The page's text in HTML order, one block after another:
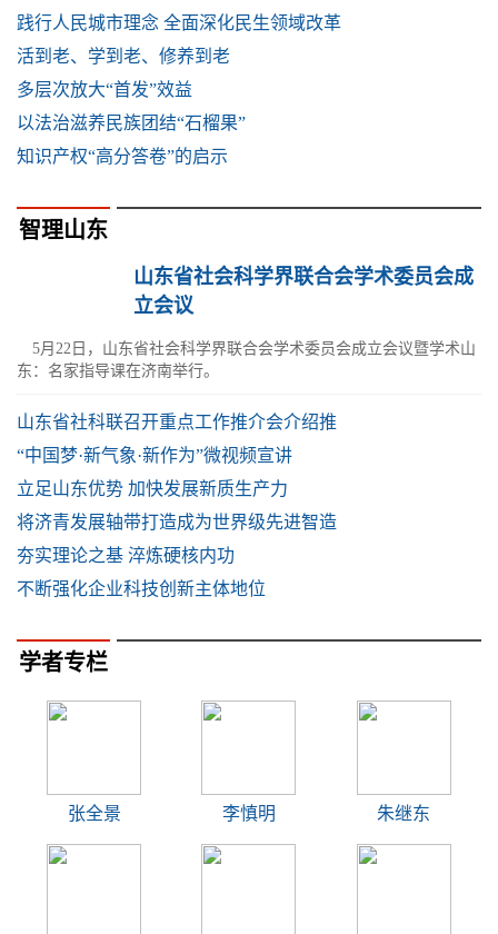
践行人民城市理念 全面深化民生领域改革
活到老、学到老、修养到老
多层次放大“首发”效益
以法治滋养民族团结“石榴果”
知识产权“高分答卷”的启示
智理山东
山东省社会科学界联合会学术委员会成
立会议
5月22日，山东省社会科学界联合会学术委员会成立会议暨学术山
东：名家指导课在济南举行。
山东省社科联召开重点工作推介会介绍推
“中国梦·新气象·新作为”微视频宣讲
立足山东优势 加快发展新质生产力
将济青发展轴带打造成为世界级先进智造
夯实理论之基 淬炼硬核内功
不断强化企业科技创新主体地位
学者专栏
张全景 李慎明 朱继东